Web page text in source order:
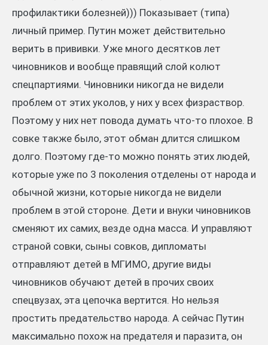
профилактики болезней))) Показывает (типа)
личный пример. Путин может действительно
верить в прививки. Уже много десятков лет
чиновников и вообще правящий слой колют
спецпартиями. Чиновники никогда не видели
проблем от этих уколов, у них у всех физраствор.
Поэтому у них нет повода думать что-то плохое. В
совке также было, этот обман длится слишком
долго. Поэтому где-то можно понять этих людей,
которые уже по 3 поколения отделены от народа и
обычной жизни, которые никогда не видели
проблем в этой стороне. Дети и внуки чиновников
сменяют их самих, везде одна масса. И управляют
страной совки, сыны совков, дипломаты
отправляют детей в МГИМО, другие виды
чиновников обучают детей в прочих своих
спецвузах, эта цепочка вертится. Но нельзя
простить предательство народа. А сейчас Путин
максимально похож на предателя и паразита, он